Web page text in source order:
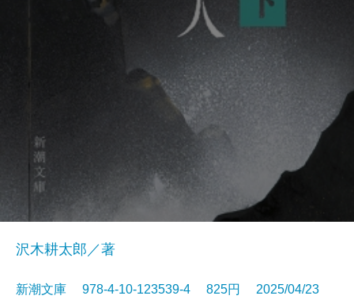
沢木耕太郎／著
新潮文庫 978-4-10-123539-4 825円 2025/04/23